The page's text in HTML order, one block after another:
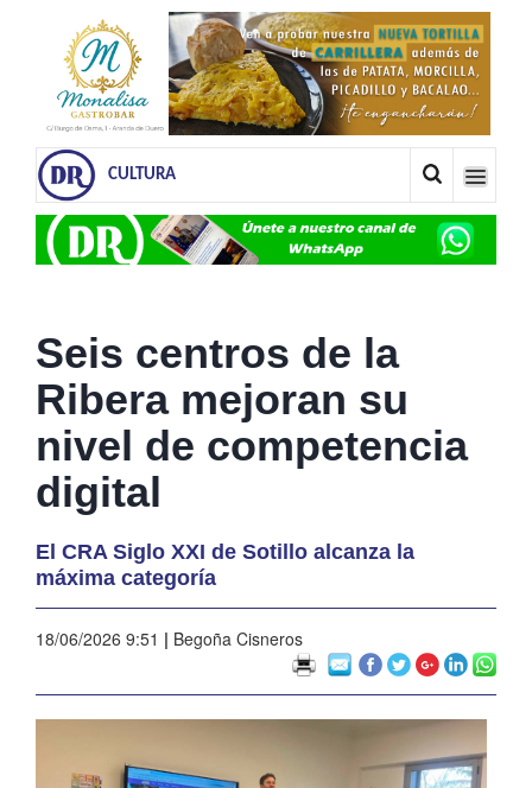
CULTURA
Seis centros de la
Ribera mejoran su
nivel de competencia
digital
El CRA Siglo XXI de Sotillo alcanza la
máxima categoría
18/06/2026 9:51 | Begoña Cisneros